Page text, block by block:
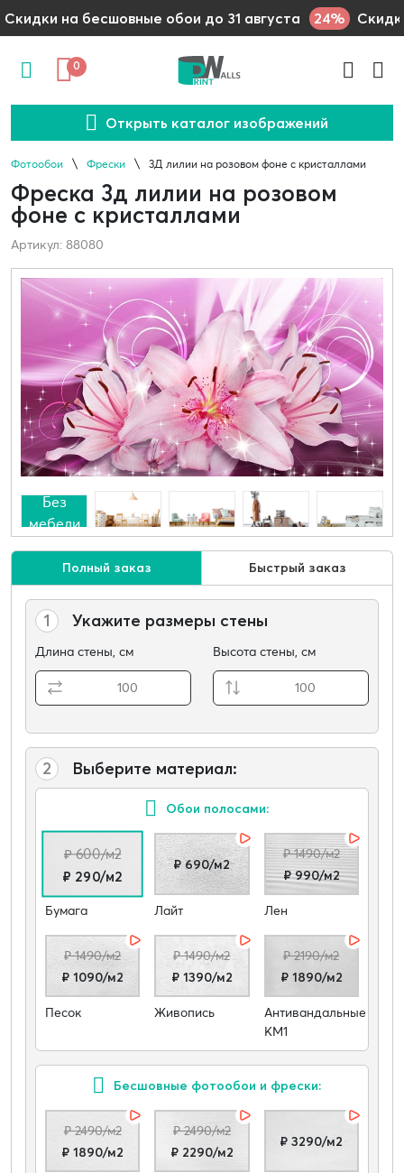
Скидки на бесшовные обои до 31 августа 24%
0
Открыть каталог изображений
Фотообои Фрески 3Д лилии на розовом фоне с кристаллами
Фреска 3д лилии на розовом
фоне с кристаллами
Артикул: 88080
Без
мебели
Полный заказ Быстрый заказ
1 Укажите размеры стены
Длина стены, см Высота стены, см
2 Выберите материал:
Обои полосами:
₽ 600/м2
₽ 290/м2
Бумага
₽ 690/м2
Лайт
₽ 1490/м2
₽ 990/м2
Лен
₽ 1490/м2
₽ 1090/м2
Песок
₽ 1490/м2
₽ 1390/м2
Живопись
₽ 2190/м2
₽ 1890/м2
Антивандальные
КМ1
Бесшовные фотообои и фрески:
₽ 2490/м2
₽ 1890/м2
₽ 2490/м2
₽ 2290/м2
₽ 3290/м2